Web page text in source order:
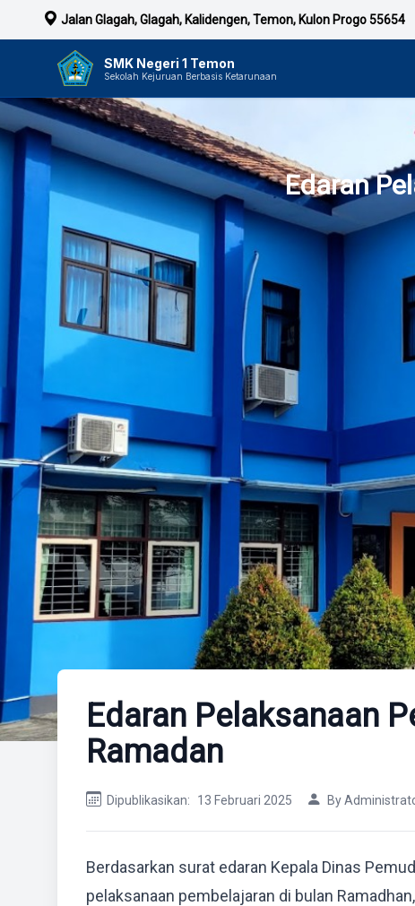
Jalan Glagah, Glagah, Kalidengen, Temon, Kulon Progo 55654
SMK Negeri 1 Temon
Sekolah Kejuruan Berbasis Ketarunaan
Edaran
Edaran Pelaksanaan
Ramadan
Dipublikasikan: 13 Februari 2025 By
Berdasarkan surat edaran Kepala Dinas
pelaksanaan pembelajaran di bulan